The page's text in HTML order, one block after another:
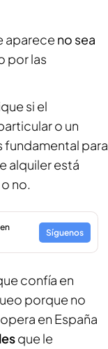
aparece no sea
por las
si el
o un
fundamental para
alquiler está
o no.
Síguenos
confía en
porque no
en España
que le